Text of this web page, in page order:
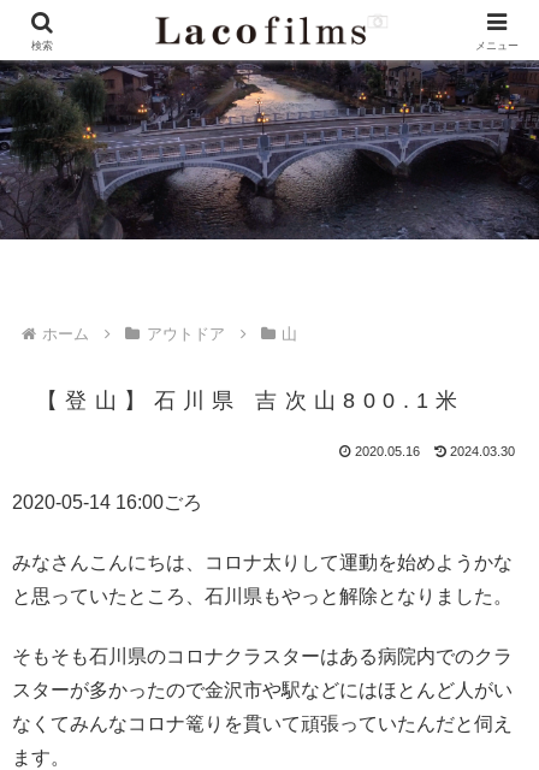
ホーム アウトドア 山
【登山】石川県 吉次山800.1米
2020.05.16 2024.03.30
2020-05-14 16:00ごろ
みなさんこんにちは、コロナ太りして運動を始めようかな
と思っていたところ、石川県もやっと解除となりました。
そもそも石川県のコロナクラスターはある病院内でのクラ
スターが多かったので金沢市や駅などにはほとんど人がい
なくてみんなコロナ篭りを貫いて頑張っていたんだと伺え
ます。
検索 メニュー